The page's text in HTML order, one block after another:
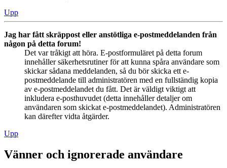
Upp
Jag har fått skräppost eller anstötliga e-postmeddelanden från
någon på detta forum!
Det var tråkigt att höra. E-postformuläret på detta forum
innehåller säkerhetsrutiner för att kunna spåra användare som
skickar sådana meddelanden, så du bör skicka ett e-
postmeddelande till administratören med en fullständig kopia
av e-postmeddelandet du fått. Det är väldigt viktigt att
inkludera e-posthuvudet (detta innehåller detaljer om
användaren som skickat e-postmeddelandet). Administratören
kan därefter vidta åtgärder.
Upp
Vänner och ignorerade användare